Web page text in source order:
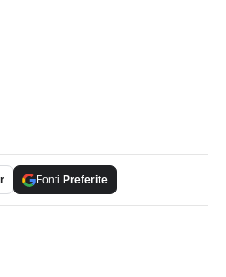
Fonti Preferite